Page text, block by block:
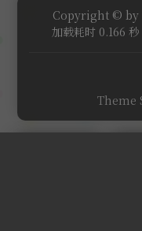
Copyright © by
加载耗时 0.166
Theme